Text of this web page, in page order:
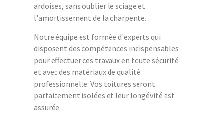
ardoises, sans oublier le sciage et
l'amortissement de la charpente.
Notre équipe est formée d'experts qui
disposent des compétences indispensables
pour effectuer ces travaux en toute sécurité
et avec des matériaux de qualité
professionnelle. Vos toitures seront
parfaitement isolées et leur longévité est
assurée.